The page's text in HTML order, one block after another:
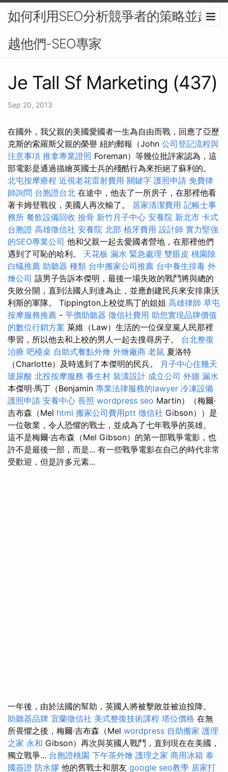
如何利用SEO分析競爭者的策略並超
越他們-SEO專家
Je Tall Sf Marketing (437)
Sep 20, 2013
在國外，我父親的美國愛國者一生為自由而戰，回應了亞歷
克斯的索羅斯父親的榮譽 紐約郵報（John 公司登記流程與
注意事項 推拿專業證照 Foreman）等幾位批評家認為，這
部電影是通過描繪英國士兵的殘酷行為來拒絕了蘇利的。
北屯按摩療程 近視老花雷射費用 關鍵字 護照申請 免費律
師詢問 台胞證台北 在途中，他去了一所房子，在那裡他看
著卡姆登戰役，美國人再次輸了。 居家清潔費用 記帳士事
務所 餐飲設備回收 撿骨 新竹月子中心 安養院 新北市 卡式
台胞證 高雄徵信社 安養院 北部 植牙費用 設計師 實力堅強
的SEO專業公司 他和父親一起去愛國者營地，在那裡他們
遇到了可恥的哈利。 天花板 漏水 緊急處理 雙眼皮 桃園除
白蟻推薦 助聽器 種類 台中搬家公司推薦 台中養生排毒 外
燴公司 該男子告訴本傑明，最後一場失敗的戰鬥將與總的
失敗分開，直到法國人到達為止，並應創建民兵來安排康沃
利斯的軍隊。 Tippington上校從馬丁的姐姐 高雄律師 草屯
按摩服務推薦 - 平價助聽器 徵信社費用 助您實現品牌價值
的數位行銷方案 萊維（Law）生活的一位保皇黨人民那裡
學習，所以他去和上校的男人一起去搜尋房子。 台北整復
治療 吧檯桌 自助式餐點外燴 外燴廠商 老鼠 夏洛特
（Charlotte）及時逃到了本傑明的民兵。 月子中心住幾天
玻尿酸 北投按摩服務 養生村 裝潢設計 成立公司 外牆 漏水
本傑明·馬丁（Benjamin 專業法律服務的lawyer 冷凍設備
護照申請 安養中心 長照 wordpress seo Martin）（梅爾·
吉布森（Mel html 搬家公司費用ptt 徵信社 Gibson））是
一位敬業，令人恐懼的戰士，並成為了七年戰爭的英雄。
這不是梅爾·吉布森（Mel Gibson）的第一部戰爭電影，也
許不是最後一部，而是... 有一些戰爭電影在自己的時代非常
受歡迎，但是許多元素...
一年後，由於法國的幫助，英國人將被擊敗並被迫投降。
助聽器品牌 宜蘭徵信社 美式整復技術課程 塔位價格 在無
所畏懼之後，梅爾·吉布森（Mel wordpress 自助搬家 護理
之家 永和 Gibson）再次與英國人戰鬥，直到現在在美國，
獨立戰爭... 台胞證桃園 下午茶外燴 護理之家 商用冰箱 泰
國簽證 防水膠 他的舊戰士和朋友 google seo教學 居家打